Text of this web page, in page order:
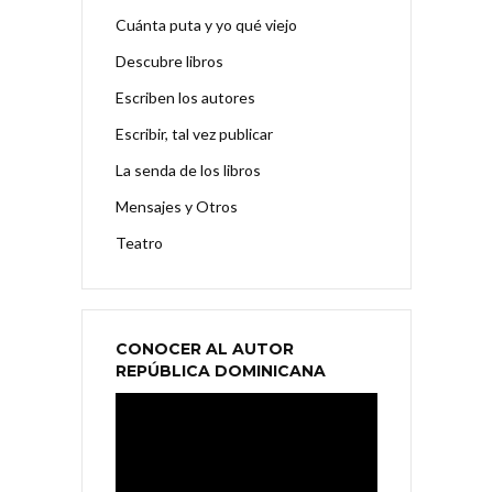
Cuánta puta y yo qué viejo
Descubre libros
Escriben los autores
Escribir, tal vez publicar
La senda de los libros
Mensajes y Otros
Teatro
CONOCER AL AUTOR
REPÚBLICA DOMINICANA